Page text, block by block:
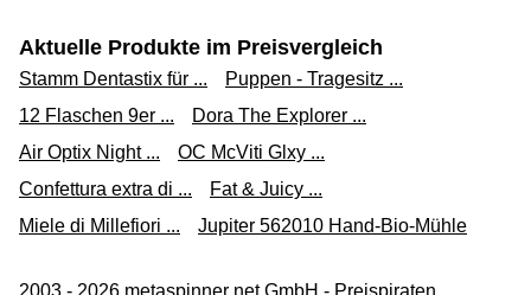
Aktuelle Produkte im Preisvergleich
Stamm Dentastix für ...
Puppen - Tragesitz ...
12 Flaschen 9er ...
Dora The Explorer ...
Air Optix Night ...
OC McViti Glxy ...
Confettura extra di ...
Fat & Juicy ...
Miele di Millefiori ...
Jupiter 562010 Hand-Bio-Mühle